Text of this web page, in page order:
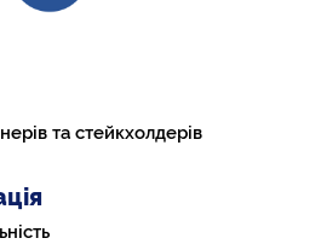
та стейкхолдерів